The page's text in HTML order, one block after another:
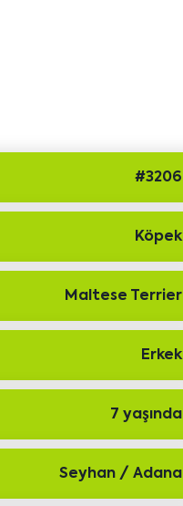
#3206
Köpek
Maltese Terrier
Erkek
7 yaşında
Seyhan / Adana